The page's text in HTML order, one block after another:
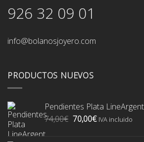
926 32 09 01
info@bolanosjoyero.com
PRODUCTOS NUEVOS
Pendientes Plata
74,00€ El
70,00€ElIVA incluido